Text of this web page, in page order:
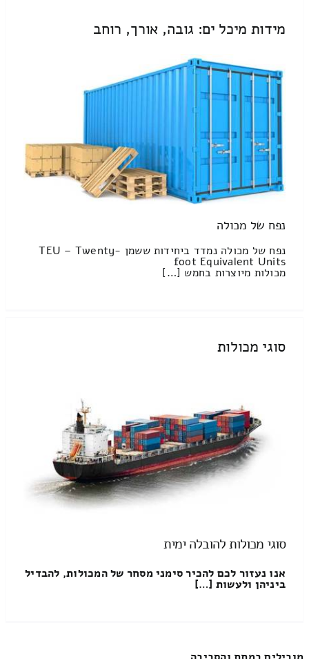
מידות מיכל ים: גובה, אורך, רוחב
נפח של מכולה
נפח של מכולה נמדד ביחידות ששמן TEU – Twenty-
foot Equivalent Units
מכולות מיוצרות בחמש […]
סוגי מכולות
סוגי מכולות להובלה ימית
אנו נעזור לכם להכיר סימני מסחר של המכולות, להבדיל
ביניהן ולעשות […]